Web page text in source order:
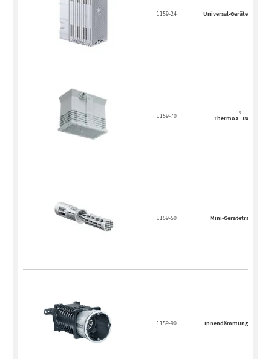
1159-24 Universal-Geräteträger
1159-70 ThermoX
®
Iso +
1159-50 Mini-Geräteträger
1159-90 Innendämmungsdose